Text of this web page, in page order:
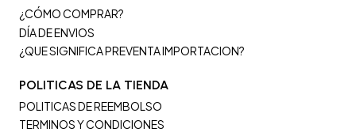
¿CÓMO COMPRAR?
DÍA DE ENVIOS
¿QUE SIGNIFICA PREVENTA IMPORTACION?
POLITICAS DE LA TIENDA
POLITICAS DE REEMBOLSO
TERMINOS Y CONDICIONES